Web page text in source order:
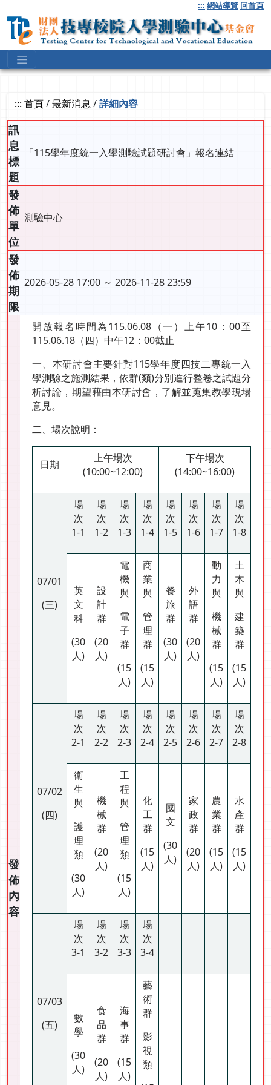
到
要
::: 網站導覽 回首頁
::: 首頁/最新消息 /詳細內容
訊
息
標
題
「115學年度統一入學測驗試題研討會」報名連結
發
佈
單
位
測驗中心
發
佈
期
限
2026-05-28 17:00 ～ 2026-11-28 23:59
發
佈
內
容
開放報名時間為115.06.08（一）上午10：00至
115.06.18（四）中午12：00截止
一、本研討會主要針對115學年度四技二專統一入
學測驗之施測結果，依群(類)分別進行整卷之試題分
析討論，期望藉由本研討會，了解並蒐集教學現場
意見。
二、場次說明：
日期
上午場次
(10:00~12:00)
下午場次
(14:00~16:00)
07/01
(三)
場
次
1-1
場
次
1-2
場
次
1-3
場
次
1-4
場
次
1-5
場
次
1-6
場
次
1-7
場
次
1-8
英
文
科
(30
人)
設
計
群
(20
人)
電
機
與
電
子
群
(15
人)
商
業
與
管
理
群
(15
人)
餐
旅
群
(30
人)
外
語
群
(20
人)
動
力
與
機
械
群
(15
人)
土
木
與
建
築
群
(15
人)
07/02
(四)
場
次
2-1
場
次
2-2
場
次
2-3
場
次
2-4
場
次
2-5
場
次
2-6
場
次
2-7
場
次
2-8
衛
生
與
護
理
類
(30
人)
機
械
群
(20
人)
工
程
與
管
理
類
(15
人)
化
工
群
(15
人)
國
文
(30
人)
家
政
群
(20
人)
農
業
群
(15
人)
水
產
群
(15
人)
07/03
(五)
場
次
3-1
場
次
3-2
場
次
3-3
場
次
3-4
數
學
(30
人)
食
品
群
(20
人)
海
事
群
(15
人)
藝
術
群
影
視
類